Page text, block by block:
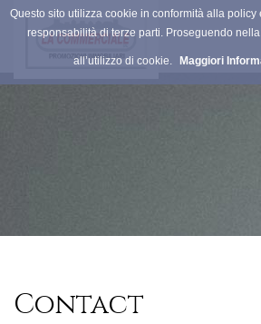
Contact
Questo sito utilizza cookie in conformità alla
responsabilità di terze parti. Proseguendo
all’utilizzo di cookie. Maggiori